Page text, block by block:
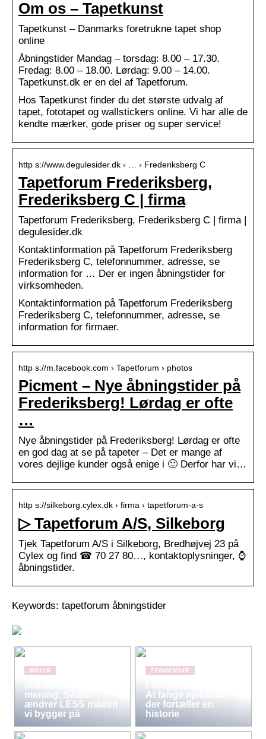
Om os – Tapetkunst
Tapetkunst – Danmarks foretrukne tapet shop
online
Åbningstider Mandag – torsdag: 8.00 – 17.30.
Fredag: 8.00 – 18.00. Lørdag: 9.00 – 14.00.
Tapetkunst.dk er en del af Tapetforum.
Hos Tapetkunst finder du det største udvalg af
tapet, fototapet og wallstickers online. Vi har alle de
kendte mærker, gode priser og super service!
http s://www.degulesider.dk › … › Frederiksberg C
Tapetforum Frederiksberg,
Frederiksberg C | firma
Tapetforum Frederiksberg, Frederiksberg C | firma |
degulesider.dk
Kontaktinformation på Tapetforum Frederiksberg
Frederiksberg C, telefonnummer, adresse, se
information for … Der er ingen åbningstider for
virksomheden.
Kontaktinformation på Tapetforum Frederiksberg
Frederiksberg C, telefonnummer, adresse, se
information for firmaer.
http s://m.facebook.com › Tapetforum › photos
Picment – Nye åbningstider på
Frederiksberg! Lørdag er ofte
…
Nye åbningstider på Frederiksberg! Lørdag er ofte
en god dag at se på tapeter – Det er mange af
vores dejlige kunder også enige i 🙂 Derfor har vi…
http s://silkeborg.cylex.dk › firma › tapetforum-a-s
▷ Tapetforum A/S, Silkeborg
Tjek Tapetforum A/S i Silkeborg, Bredhøjvej 23 på
Cylex og find ☎ 70 27 80…, kontaktoplysninger, ⌚
åbningstider.
Keywords: tapetforum åbningstider
BOLIG
mening: Sådan
ændrer LESS måden
vi bygger på
TENDENSER
At fange øjeblikke,
der fortæller en
historie